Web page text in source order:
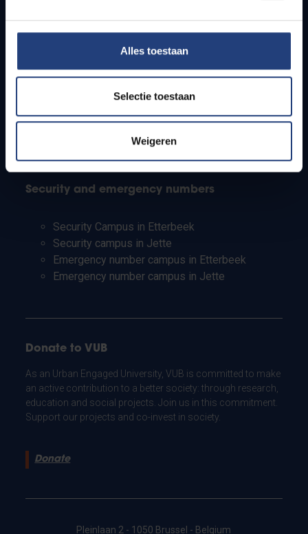
Alles toestaan
Selectie toestaan
Weigeren
Students
PhD students
Teachers and secondary schools
Working students
Security and emergency numbers
Security Campus in Etterbeek
Security campus in Jette
Emergency number campus in Etterbeek
Emergency number campus in Jette
Donate to VUB
As an Urban Engaged University, VUB is committed to make
an active contribution to a better society: through research,
education and social projects. Join us in this commitment.
Support our projects and co-invest in society.
Donate
Pleinlaan 2 - 1050 Brussel - Belgium